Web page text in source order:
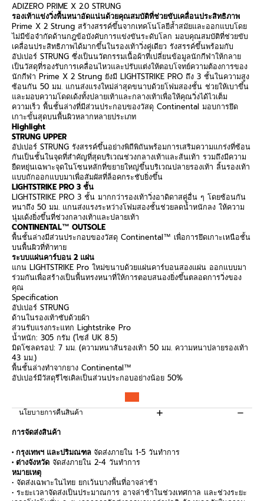
ADIZERO PRIME X 2.0 STRUNG
รองเท้าแข่งวิ่งพื้นหนาอัดแน่นด้วยคุณสมบัติที่ช่วยขับเคลื่อนประสิทธิภาพ
Prime X 2 Strung สร้างสรรค์ขึ้นจากเทคโนโลยีล้ำสมัยและออกแบบโดย
ไม่มีข้อจำกัดด้านกฎข้อบังคับการแข่งขันระดับโลก มอบคุณสมบัติที่ช่วยขับ
เคลื่อนประสิทธิภาพได้มากขึ้นในรองเท้าวิ่งคู่เดียว รังสรรค์ขึ้นพร้อมกับ
อัปเปอร์ STRUNG ซึ่งเป็นนวัตกรรมเนื้อผ้าที่เปลี่ยนข้อมูลนักกีฬาให้กลาย
เป็นวัสดุที่รองรับการเคลื่อนไหวและปรับแต่งให้ตอบโจทย์ความต้องการของ
นักกีฬา Prime X 2 Strung ยังมี LIGHTSTRIKE PRO ถึง 3 ชั้นในความสูง
ซ้อนกัน 50 มม. แกนส่งแรงใหม่ล่าสุดขนาบด้วยโฟมสองชั้น ช่วยให้เบาขึ้น
และมอบความโดดเด้งทั้งปลายเท้าและกลางเท้าเพื่อให้คุณวิ่งได้ไวเต็ม
ความเร็ว พื้นชั้นล่างที่มีส่วนประกอบของวัสดุ Continental มอบการยึด
เกาะขั้นสุดบนพื้นผิวหลากหลายประเภท
Highlight
STRUNG UPPER
อัปเปอร์ STRUNG รังสรรค์ขึ้นอย่างพิถีพิถันพร้อมการเสริมความแกร่งที่ซ้อน
กันเป็นชั้นในจุดที่สำคัญที่สุดบริเวณช่วงกลางเท้าและส้นเท้า รวมถึงมีความ
ยืดหยุ่นเฉพาะจุดในโซนหลักที่ขยายใหญ่ขึ้นบริเวณปลายรองเท้า ลิ้นรองเท้า
แบบถักออกแบบมาเพื่อสัมผัสที่ล็อคกระชับยิ่งขึ้น
LIGHTSTRIKE PRO 3 ชั้น
LIGHTSTRIKE PRO 3 ชั้น มากกว่ารองเท้าวิ่งอาดิดาสคู่อื่น ๆ โดยซ้อนกัน
หนาถึง 50 มม. แกนส่งแรงระหว่างโฟมสองชั้นช่วยลดน้ำหนักลง ให้ความ
นุ่มเด้งยิ่งขึ้นที่ช่วงกลางเท้าและปลายเท้า
CONTINENTAL™ OUTSOLE
พื้นชั้นล่างมีส่วนประกอบของวัสดุ Continental™ เพื่อการยึดเกาะเหนือชั้น
บนพื้นผิวที่ท้าทาย
ระบบแผ่นคาร์บอน 2 แผ่น
แกน LIGHTSTRIKE Pro ใหม่ขนาบด้วยแผ่นคาร์บอนสองแผ่น ออกแบบมา
ร่วมกันเพื่อสร้างเป็นพื้นทรงหนาที่ให้การตอบสนองยิ่งขึ้นตลอดการวิ่งของ
คุณ
Specification
อัปเปอร์ STRUNG
ด้านในรองเท้าซับด้วยผ้า
ส่วนรับแรงกระแทก Lightstrike Pro
น้ำหนัก: 305 กรัม (ไซส์ UK 8.5)
มิดโซลดรอป: 7 มม. (ความหนาส้นรองเท้า 50 มม. ความหนาปลายรองเท้า
43 มม.)
พื้นชั้นล่างทำจากยาง Continental™
อัปเปอร์มีวัสดุรีไซเคิลเป็นส่วนประกอบอย่างน้อย 50%
นโยบายการคืนสินค้า
การจัดส่งสินค้า
• กรุงเทพฯ และปริมณฑล จัดส่งภายใน 1-5 วันทำการ
• ต่างจังหวัด จัดส่งภายใน 2-4 วันทำการ
หมายเหตุ
• จัดส่งเฉพาะในไทย ยกเว้นบางพื้นที่อาจล่าช้า
• ระยะเวลาจัดส่งเป็นประมาณการ อาจล่าช้าในช่วงเทศกาล และช่วงระยะ